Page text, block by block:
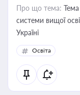
Про що тема:
системи вищої
Україні
Освіта